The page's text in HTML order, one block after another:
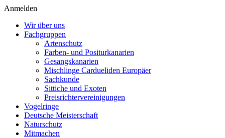
Anmelden
Wir über uns
Fachgruppen
Artenschutz
Farben- und Positurkanarien
Gesangskanarien
Mischlinge Cardueliden Europäer
Sachkunde
Sittiche und Exoten
Preisrichtervereinigungen
Vogelringe
Deutsche Meisterschaft
Naturschutz
Mitmachen